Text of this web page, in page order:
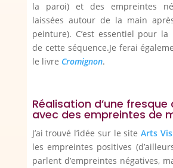
la paroi) et des empreintes
laissées autour de la main
peinture). C’est essentiel pour
de cette séquence.Je ferai
le livre Cromignon.
Réalisation d’une
avec des empreintes de
J’ai trouvé l’idée sur le siteArts
les empreintes positives
parlent d’empreintes négatives,